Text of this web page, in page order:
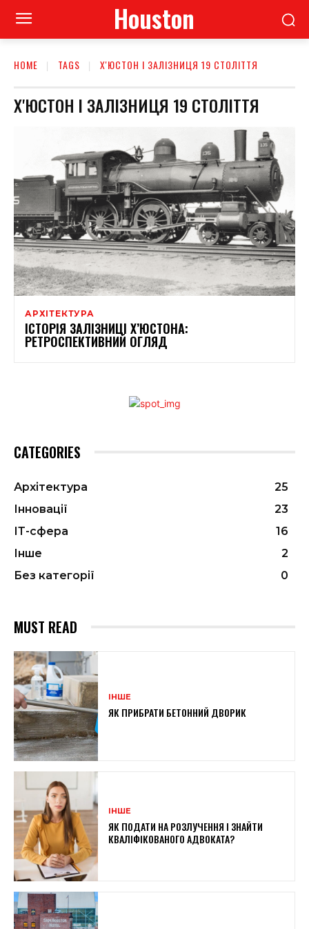
Houston
HOME TAGS Х'ЮСТОН І ЗАЛІЗНИЦЯ 19 СТОЛІТТЯ
Х'ЮСТОН І ЗАЛІЗНИЦЯ 19 СТОЛІТТЯ
АРХІТЕКТУРА
ІСТОРІЯ ЗАЛІЗНИЦІ Х’ЮСТОНА:
РЕТРОСПЕКТИВНИЙ ОГЛЯД
CATEGORIES
Архітектура
25
Інновації
23
ІТ-сфера
16
Інше
2
Без категорії
0
MUST READ
ІНШЕ
ЯК ПРИБРАТИ БЕТОННИЙ ДВОРИК
ІНШЕ
ЯК ПОДАТИ НА РОЗЛУЧЕННЯ І ЗНАЙТИ
КВАЛІФІКОВАНОГО АДВОКАТА?